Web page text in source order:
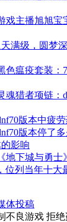
戏主播旭旭宝
天满级，圆梦
色瘟疫套装：
魂猎者项链：
版本中疲
版本停了
影响
《地下城与勇
位列当年十大
体投稿
不良游戏 拒